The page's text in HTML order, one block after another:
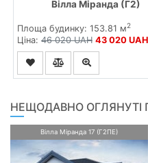
Вілла Міранда (Г2)
Площа будинку: 153.81 м2
Ціна: 46 020 UAH 43 020 UAH
НЕЩОДАВНО ОГЛЯНУТІ
Вілла Міранда 17 (Г2ПЕ)